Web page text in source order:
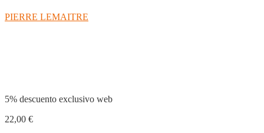
PIERRE LEMAITRE
5% descuento exclusivo web
22,00 €